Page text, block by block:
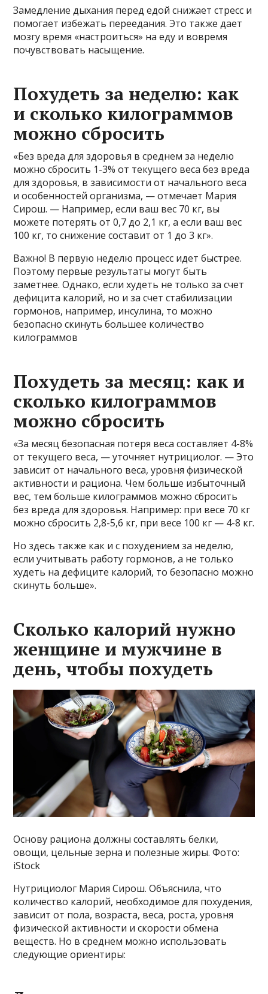
Замедление дыхания перед едой снижает стресс и
помогает избежать переедания. Это также дает
мозгу время «настроиться» на еду и вовремя
почувствовать насыщение.
Похудеть за неделю: как
и сколько килограммов
можно сбросить
«Без вреда для здоровья в среднем за неделю
можно сбросить 1-3% от текущего веса без вреда
для здоровья, в зависимости от начального веса
и особенностей организма, — отмечает Мария
Сирош. — Например, если ваш вес 70 кг, вы
можете потерять от 0,7 до 2,1 кг, а если ваш вес
100 кг, то снижение составит от 1 до 3 кг».
Важно! В первую неделю процесс идет быстрее.
Поэтому первые результаты могут быть
заметнее. Однако, если худеть не только за счет
дефицита калорий, но и за счет стабилизации
гормонов, например, инсулина, то можно
безопасно скинуть большее количество
килограммов
Похудеть за месяц: как и
сколько килограммов
можно сбросить
«За месяц безопасная потеря веса составляет 4-8%
от текущего веса, — уточняет нутрициолог. — Это
зависит от начального веса, уровня физической
активности и рациона. Чем больше избыточный
вес, тем больше килограммов можно сбросить
без вреда для здоровья. Например: при весе 70 кг
можно сбросить 2,8-5,6 кг, при весе 100 кг — 4-8 кг.
Но здесь также как и с похудением за неделю,
если учитывать работу гормонов, а не только
худеть на дефиците калорий, то безопасно можно
скинуть больше».
Сколько калорий нужно
женщине и мужчине в
день, чтобы похудеть
Основу рациона должны составлять белки,
овощи, цельные зерна и полезные жиры. Фото:
iStock
Нутрициолог Мария Сирош. Объяснила, что
количество калорий, необходимое для похудения,
зависит от пола, возраста, веса, роста, уровня
физической активности и скорости обмена
веществ. Но в среднем можно использовать
следующие ориентиры: